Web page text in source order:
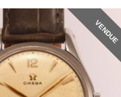
VENDUE